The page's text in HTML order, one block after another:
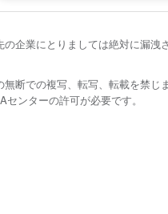
の企業にとりましては絶対に漏
無断での複写、転写、転載を禁
センターの許可が必要です。